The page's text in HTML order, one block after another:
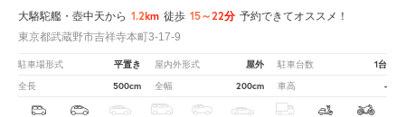
大駱駝艦・壺中天から 1.2km 徒歩 15～22分 予約できてオススメ！
東京都武蔵野市吉祥寺本町3-17-9
駐車場形式 平置き 屋内外形式 屋外 駐車台数 1台
全長 500cm 全幅 200cm 車高 -